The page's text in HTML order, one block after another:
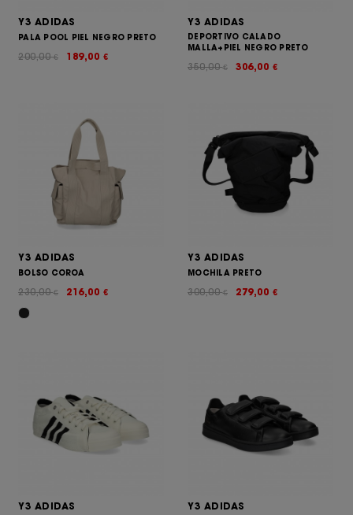
Y3 ADIDAS
PALA POOL PIEL NEGRO PRETO
189,00 €
200,00€
Y3 ADIDAS
DEPORTIVO CALADO
MALLA+PIEL NEGRO PRETO
306,00 €
350,00€
Y3 ADIDAS
BOLSO COROA
216,00 €
230,00€
Y3 ADIDAS
MOCHILA PRETO
279,00 €
300,00€
Y3 ADIDAS Y3 ADIDAS